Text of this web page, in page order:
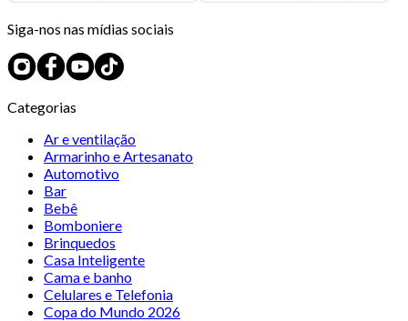
Siga-nos nas mídias sociais
Categorias
Ar e ventilação
Armarinho e Artesanato
Automotivo
Bar
Bebê
Bomboniere
Brinquedos
Casa Inteligente
Cama e banho
Celulares e Telefonia
Copa do Mundo 2026